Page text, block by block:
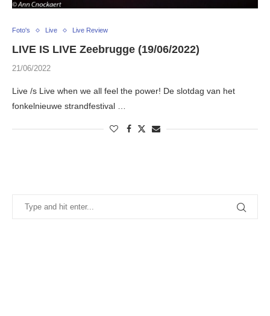
Foto's Live Live Review
LIVE IS LIVE Zeebrugge (19/06/2022)
21/06/2022
Live /s Live when we all feel the power! De slotdag van het
fonkelnieuwe strandfestival …